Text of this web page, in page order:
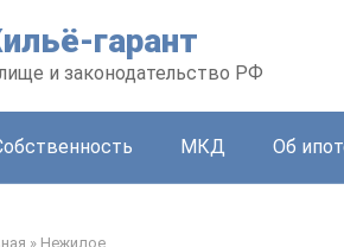
гарант
и законодательство РФ
МКД Об
» Нежилое